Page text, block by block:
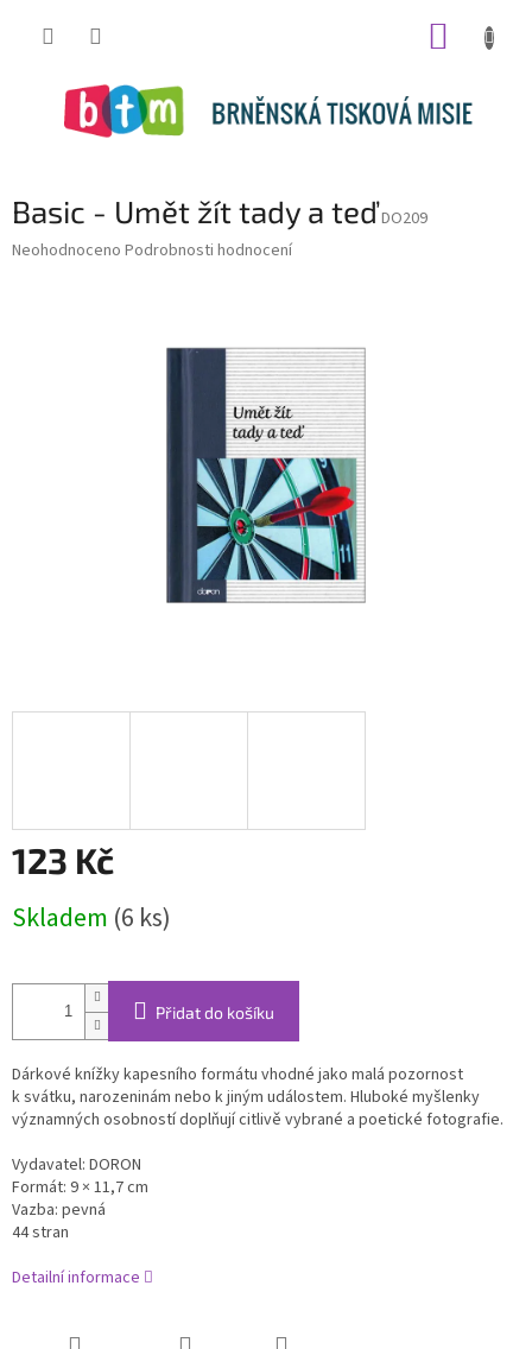
Basic - Umět žít tady a teďDO209
Průměrné
Neohodnoceno Podrobnosti hodnocení
123 Kč
cena:
Skladem (6 ks)
Přidat do košíku
Dárkové knížky kapesního formátu vhodné jako malá pozornost
k svátku, narozeninám nebo k jiným událostem. Hluboké myšlenky
významných osobností doplňují citlivě vybrané a poetické fotografie.
Vydavatel: DORON
Formát: 9 × 11,7 cm
Vazba: pevná
44 stran
Detailní informace